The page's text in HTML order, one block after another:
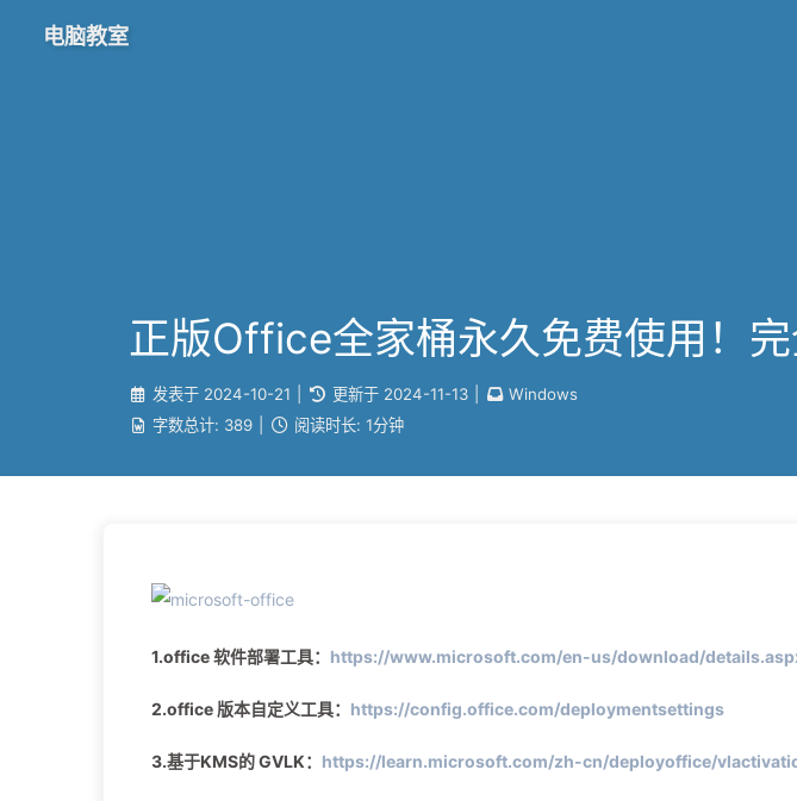
电脑教室
正版Office全家桶永久免费使用！
发表于 2024-10-21 更新于 2024-11-13
Windows
字数总计: 389 阅读时长: 1分钟
1.office 软件部署工具： https://www.microsoft.com/en-us/download/
2.office 版本自定义工具： https://config.office.com/deploymentsettings
3.基于KMS的 GVLK： https://learn.microsoft.com/zh-cn/deployoffice/